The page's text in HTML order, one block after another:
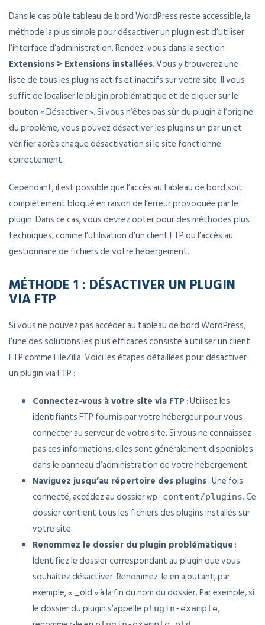
Dans le cas où le tableau de bord WordPress reste accessible, la
méthode la plus simple pour désactiver un plugin est d’utiliser
l’interface d’administration. Rendez-vous dans la section
Extensions > Extensions installées. Vous y trouverez une
liste de tous les plugins actifs et inactifs sur votre site. Il vous
suffit de localiser le plugin problématique et de cliquer sur le
bouton « Désactiver ». Si vous n’êtes pas sûr du plugin à l’origine
du problème, vous pouvez désactiver les plugins un par un et
vérifier après chaque désactivation si le site fonctionne
correctement.
Cependant, il est possible que l’accès au tableau de bord soit
complètement bloqué en raison de l’erreur provoquée par le
plugin. Dans ce cas, vous devrez opter pour des méthodes plus
techniques, comme l’utilisation d’un client FTP ou l’accès au
gestionnaire de fichiers de votre hébergement.
MÉTHODE 1 : DÉSACTIVER UN PLUGIN
VIA FTP
Si vous ne pouvez pas accéder au tableau de bord WordPress,
l’une des solutions les plus efficaces consiste à utiliser un client
FTP comme FileZilla. Voici les étapes détaillées pour désactiver
un plugin via FTP :
Connectez-vous à votre site via FTP: Utilisez les
identifiants FTP fournis par votre hébergeur pour vous
connecter au serveur de votre site. Si vous ne connaissez
pas ces informations, elles sont généralement disponibles
dans le panneau d’administration de votre hébergement.
Naviguez jusqu’au répertoire des plugins: Une fois
connecté, accédez au dossierwp-content/plugins. Ce
dossier contient tous les fichiers des plugins installés sur
votre site.
Renommez le dossier du plugin problématique :
Identifiez le dossier correspondant au plugin que vous
souhaitez désactiver. Renommez-le en ajoutant, par
exemple, « _old » à la fin du nom du dossier. Par exemple, si
le dossier du plugin s’appelle plugin-example,